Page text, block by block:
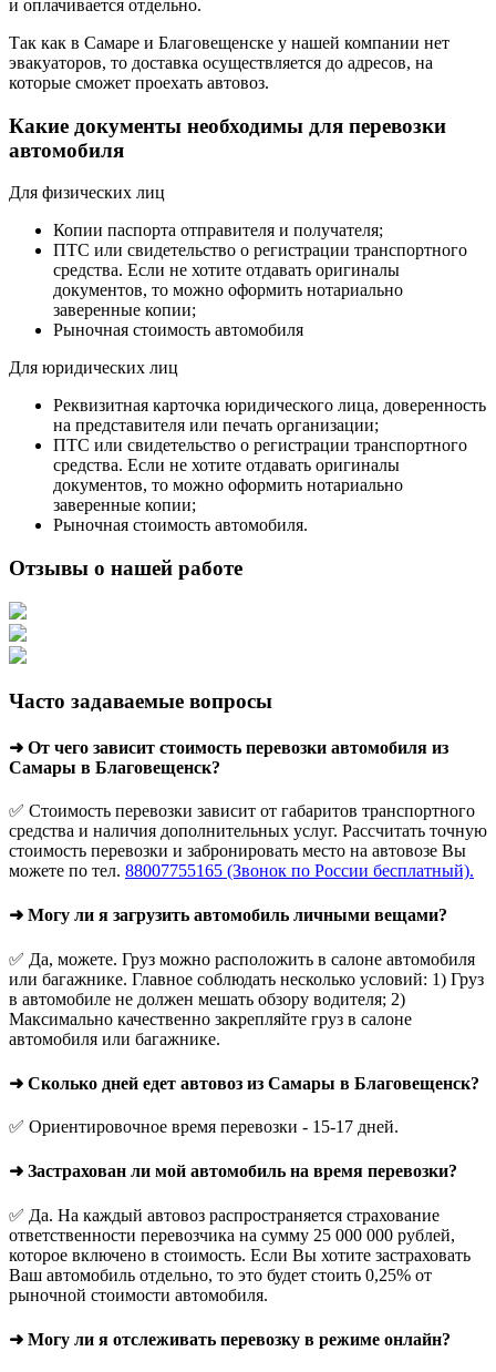
и оплачивается отдельно.
Так как в Самаре и Благовещенске у нашей компании нет
эвакуаторов, то доставка осуществляется до адресов, на
которые сможет проехать автовоз.
Какие документы необходимы для перевозки
автомобиля
Для физических лиц
Копии паспорта отправителя и получателя;
ПТС или свидетельство о регистрации транспортного
средства. Если не хотите отдавать оригиналы
документов, то можно оформить нотариально
заверенные копии;
Рыночная стоимость автомобиля
Для юридических лиц
Реквизитная карточка юридического лица, доверенность
на представителя или печать организации;
ПТС или свидетельство о регистрации транспортного
средства. Если не хотите отдавать оригиналы
документов, то можно оформить нотариально
заверенные копии;
Рыночная стоимость автомобиля.
Отзывы о нашей работе
Часто задаваемые вопросы
➜ От чего зависит стоимость перевозки автомобиля из
Самары в Благовещенск?
✅ Стоимость перевозки зависит от габаритов транспортного
средства и наличия дополнительных услуг. Рассчитать точную
стоимость перевозки и забронировать место на автовозе Вы
можете по тел. 88007755165 (Звонок по России бесплатный).
➜ Могу ли я загрузить автомобиль личными вещами?
✅ Да, можете. Груз можно расположить в салоне автомобиля
или багажнике. Главное соблюдать несколько условий: 1) Груз
в автомобиле не должен мешать обзору водителя; 2)
Максимально качественно закрепляйте груз в салоне
автомобиля или багажнике.
➜ Сколько дней едет автовоз из Самары в Благовещенск?
✅ Ориентировочное время перевозки - 15-17 дней.
➜ Застрахован ли мой автомобиль на время перевозки?
✅ Да. На каждый автовоз распространяется страхование
ответственности перевозчика на сумму 25 000 000 рублей,
которое включено в стоимость. Если Вы хотите застраховать
Ваш автомобиль отдельно, то это будет стоить 0,25% от
рыночной стоимости автомобиля.
➜ Могу ли я отслеживать перевозку в режиме онлайн?